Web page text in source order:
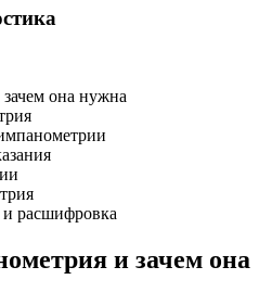
она нужна
и расшифровка
и зачем она